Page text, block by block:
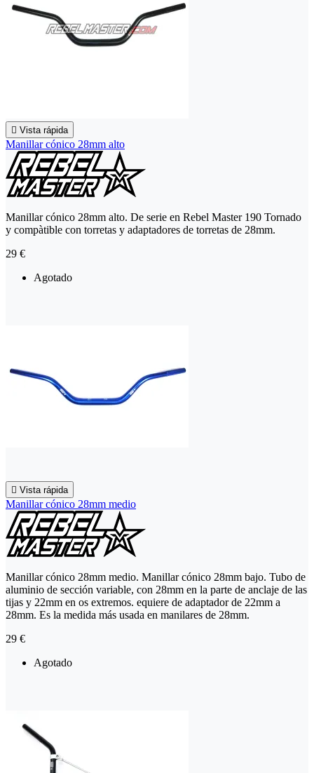
 Vista rápida
Manillar cónico 28mm alto
Manillar cónico 28mm alto. De serie en Rebel Master 190 Tornado
y compàtible con torretas y adaptadores de torretas de 28mm.
29 €
Agotado
 Vista rápida
Manillar cónico 28mm medio
Manillar cónico 28mm medio. Manillar cónico 28mm bajo. Tubo de
aluminio de sección variable, con 28mm en la parte de anclaje de las
tijas y 22mm en os extremos. equiere de adaptador de 22mm a
28mm. Es la medida más usada en manilares de 28mm.
29 €
Agotado